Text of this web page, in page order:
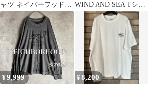
ャツ ネイバーフッドブ
ラック Lサイズ
WIND AND SEA Tシャ
¥9,999 ¥8,200